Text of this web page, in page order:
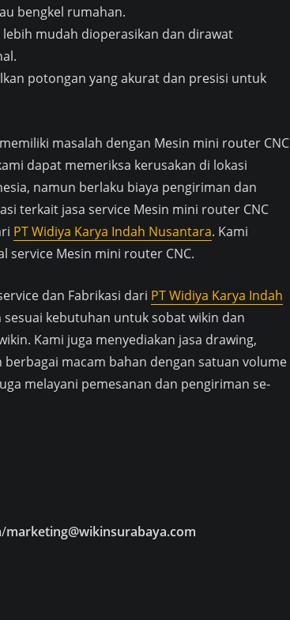
bengkel rumahan.
mudah dioperasikan dan dirawat
potongan yang akurat dan presisi untuk
masalah dengan Mesin mini router CNC
dapat memeriksa kerusakan di lokasi
namun berlaku biaya pengiriman dan
terkait jasa service Mesin mini router CNC
PT Widiya Karya Indah Nusantara. Kami
service Mesin mini router CNC.
dan Fabrikasi dari PT Widiya Karya Indah
kebutuhan untuk sobat wikin dan
Kami juga menyediakan jasa drawing,
macam bahan dengan satuan volume
melayani pemesanan dan pengiriman se-
/marketing@wikinsurabaya.com